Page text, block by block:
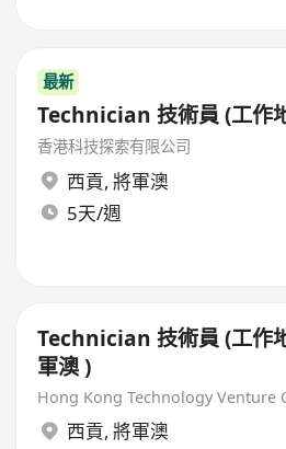
最新
Technician
香港科技探索有限公司
西貢, 將軍澳
5天/週
Technician 技術員 (工作地點 ：將
軍澳 )
西貢, 將軍澳